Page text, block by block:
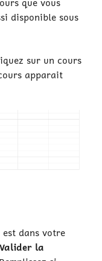
disponible sous
sur un cours
apparait
est dans votre
la